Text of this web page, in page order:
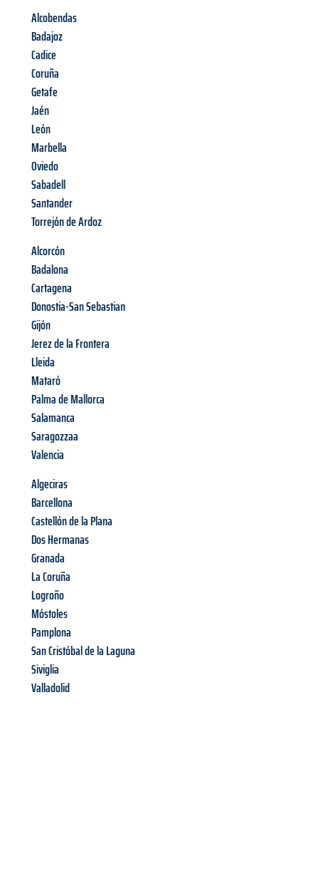
Alcobendas
Badajoz
Cadice
Coruña
Getafe
Jaén
León
Marbella
Oviedo
Sabadell
Santander
Torrejón de Ardoz
Alcorcón
Badalona
Cartagena
Donostia-San Sebastian
Gijón
Jerez de la Frontera
Lleida
Mataró
Palma de Mallorca
Salamanca
Saragozzaa
Valencia
Algeciras
Barcellona
Castellón de la Plana
Dos Hermanas
Granada
La Coruña
Logroño
Móstoles
Pamplona
San Cristóbal de la Laguna
Siviglia
Valladolid